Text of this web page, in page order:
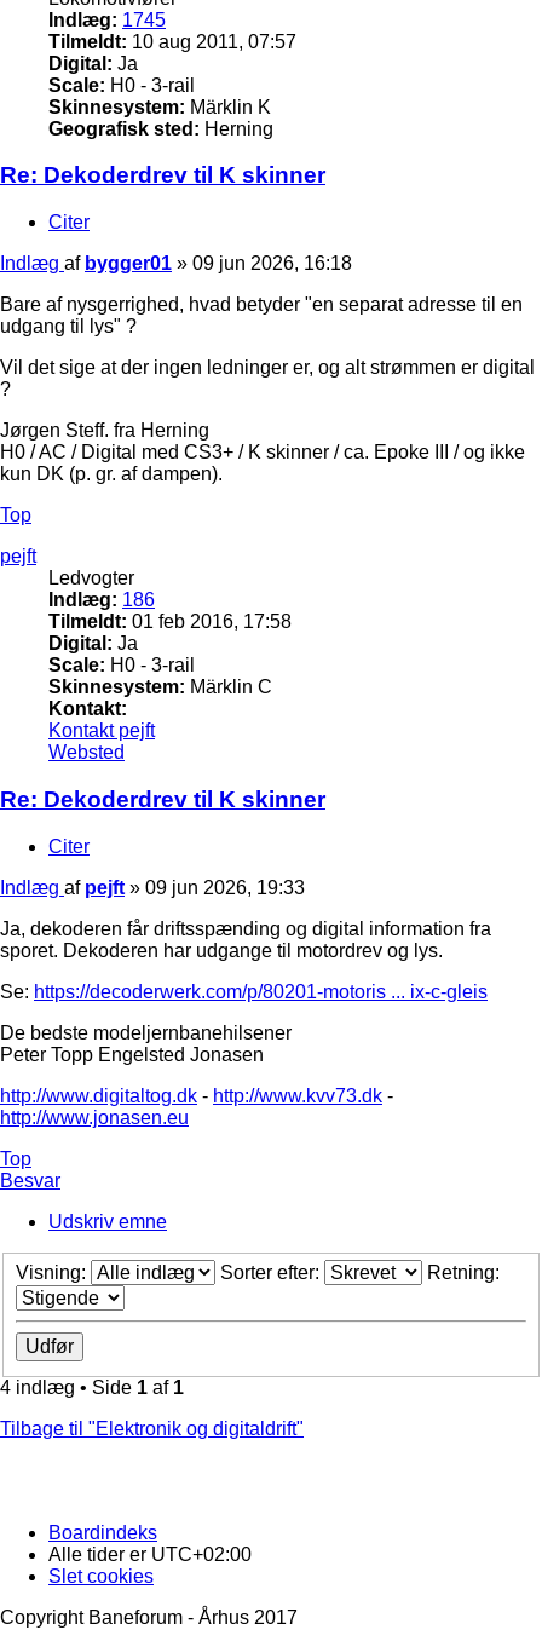
Indlæg: 1745
Tilmeldt: 10 aug 2011, 07:57
Digital: Ja
Scale: H0 - 3-rail
Skinnesystem: Märklin K
Geografisk sted: Herning
Re: Dekoderdrev til K skinner
Citer
Indlæg af bygger01 » 09 jun 2026, 16:18
Bare af nysgerrighed, hvad betyder "en separat adresse til en
udgang til lys" ?
Vil det sige at der ingen ledninger er, og alt strømmen er digital
?
Jørgen Steff. fra Herning
H0 / AC / Digital med CS3+ / K skinner / ca. Epoke III / og ikke
kun DK (p. gr. af dampen).
Top
pejft
Ledvogter
Indlæg: 186
Tilmeldt: 01 feb 2016, 17:58
Digital: Ja
Scale: H0 - 3-rail
Skinnesystem: Märklin C
Kontakt:
Kontakt pejft
Websted
Re: Dekoderdrev til K skinner
Citer
Indlæg af pejft » 09 jun 2026, 19:33
Ja, dekoderen får driftsspænding og digital information fra
sporet. Dekoderen har udgange til motordrev og lys.
Se: https://decoderwerk.com/p/80201-motoris ... ix-c-gleis
De bedste modeljernbanehilsener
Peter Topp Engelsted Jonasen
http://www.digitaltog.dk - http://www.kvv73.dk -
http://www.jonasen.eu
Top
Besvar
Udskriv emne
Visning: Sorter efter: Retning:
4 indlæg • Side 1 af 1
Tilbage til "Elektronik og digitaldrift"
Boardindeks
Alle tider er UTC+02:00
Slet cookies
Copyright Baneforum - Århus 2017